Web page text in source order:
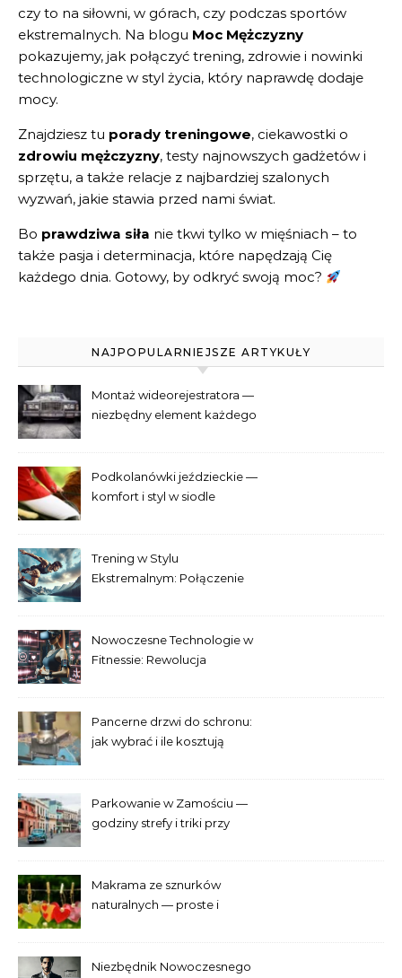
czy to na siłowni, w górach, czy podczas sportów
ekstremalnych. Na blogu Moc Mężczyzny
pokazujemy, jak połączyć trening, zdrowie i nowinki
technologiczne w styl życia, który naprawdę dodaje
mocy.
Znajdziesz tu porady treningowe, ciekawostki o
zdrowiu mężczyzny, testy najnowszych gadżetów i
sprzętu, a także relacje z najbardziej szalonych
wyzwań, jakie stawia przed nami świat.
Bo prawdziwa siła nie tkwi tylko w mięśniach – to
także pasja i determinacja, które napędzają Cię
każdego dnia. Gotowy, by odkryć swoją moc?
NAJPOPULARNIEJSZE ARTYKUŁY
Montaż wideorejestratora —
niezbędny element każdego
Podkolanówki jeździeckie —
komfort i styl w siodle
Trening w Stylu
Ekstremalnym: Połączenie
Nowoczesne Technologie w
Fitnessie: Rewolucja
Pancerne drzwi do schronu:
jak wybrać i ile kosztują
Parkowanie w Zamościu —
godziny strefy i triki przy
Makrama ze sznurków
naturalnych — proste i
Niezbędnik Nowoczesnego